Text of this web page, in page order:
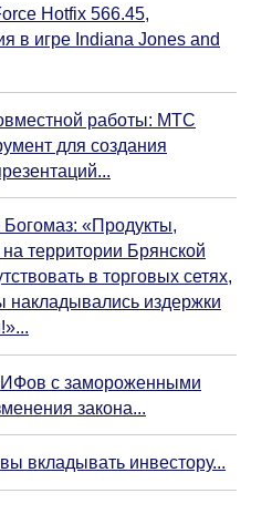
Hotfix 566.45,
в игре Indiana Jones and
работы: МТС
для создания
Богомаз: «Продукты,
территории Брянской
в торговых сетях,
накладывались издержки
с замороженными
закона...
вкладывать инвестору...